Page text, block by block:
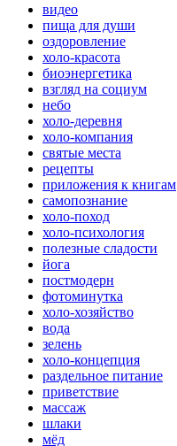
видео
пища для души
оздоровление
холо-красота
биоэнергетика
взгляд на социум
небо
холо-деревня
холо-компания
святые места
рецепты
приложения к книгам
самопознание
холо-поход
холо-психология
полезные сладости
йога
постмодерн
фотоминутка
холо-хозяйство
вода
зелень
холо-концепция
раздельное питание
приветствие
массаж
шлаки
мёд